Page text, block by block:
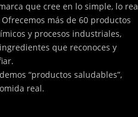
que cree en lo simple, lo
más de 60 productos
y procesos industriales,
que reconoces y
“productos saludables”,
real.